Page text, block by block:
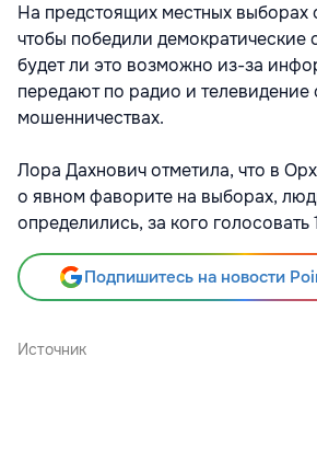
На предстоящих местных выборах
чтобы победили демократические
будет ли это возможно из-за
передают по радио и телевидение
мошенничествах.
Лора Дахнович отметила, что в
о явном фаворите на выборах,
определились, за кого голосовать
Подпишитесь на новости
Источник